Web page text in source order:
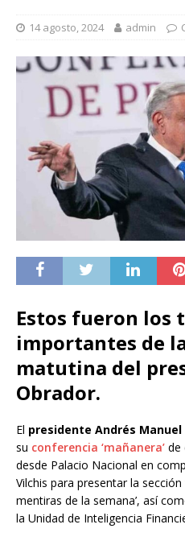
14 agosto, 2024 admin
Estos fueron los
importantes de
matutina del
Obrador.
El presidente Andrés Manuel
su conferencia ‘mañanera’ de
desde Palacio Nacional en
Vilchis para presentar la sección
mentiras de la semana’, así
la Unidad de Inteligencia